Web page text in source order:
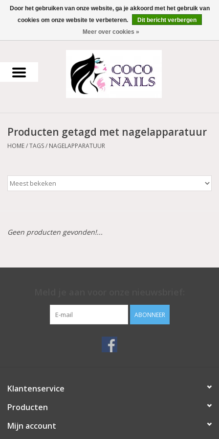
0 Artikelen - €0,00
Uv Gel
Acrylpoeder
Werkmateriaal
Aluminium koffer/Trolley
Apparatuur
NIEUW! Pedicure producten
Producten getagd met nagelapparatuur
HOME/TAGS/ NAGELAPPARATUUR
Geen producten gevonden!...
ABONNEER
Klantenservice
Producten
Mijn account
Door het gebruiken van onze website, ga je akkoord met het gebruik van
cookies om onze website te verbeteren.
Dit bericht verbergen
Meer over cookies »